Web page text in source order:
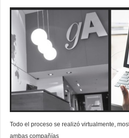
Todo el proceso se realizó virtualmente,
ambas compañías